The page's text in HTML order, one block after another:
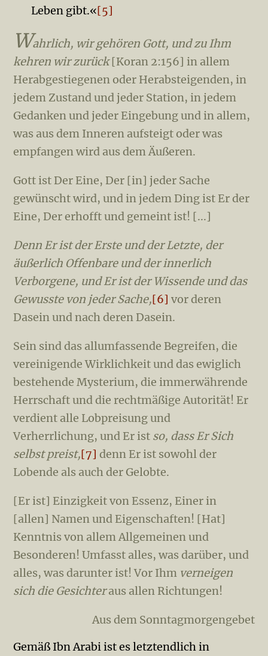
Leben gibt.«[5]
Wahrlich, wir gehören Gott, und zu Ihm
kehren wir zurück[Koran 2:156] in allem
Herabgestiegenen oder Herabsteigenden, in
jedem Zustand und jeder Station, in jedem
Gedanken und jeder Eingebung und in allem,
was aus dem Inneren aufsteigt oder was
empfangen wird aus dem Äußeren.
Gott ist Der Eine, Der [in] jeder Sache
gewünscht wird, und in jedem Ding ist Er der
Eine, Der erhofft und gemeint ist! [...]
Denn Er ist der Erste und der Letzte, der
äußerlich Offen­bare und der innerlich
Verborgene, und Er ist der Wissende und das
Gewusste von jeder Sache,[6] vor deren
Dasein und nach deren Dasein.
Sein sind das allumfassende Begreifen, die
vereinigende Wirklichkeit und das ewiglich
bestehende Mysterium, die immerwährende
Herrschaft und die rechtmäßige Autori­tät! Er
verdient alle Lobpreisung und
Verherrlichung, und Er ist so, dass Er Sich
selbst preist,[7] denn Er ist sowohl der
Lobende als auch der Gelobte.
[Er ist] Einzigkeit von Essenz, Einer in
[allen] Namen und Eigenschaften! [Hat]
Kenntnis von allem Allgemeinen und
Besonderen! Umfasst alles, was darüber, und
alles, was darunter ist! Vor Ihm verneigen
sich die Gesichteraus allen Richtungen!
Aus dem Sonntagmorgengebet
Gemäß Ibn Arabi ist es letztendlich in